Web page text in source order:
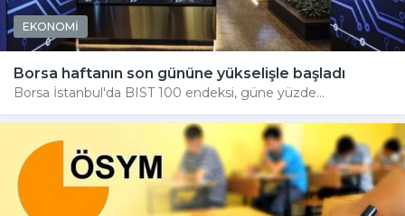
EKONOMİ
Borsa haftanın son gününe yükselişle başladı
Borsa İstanbul'da BIST 100 endeksi, güne yüzde...